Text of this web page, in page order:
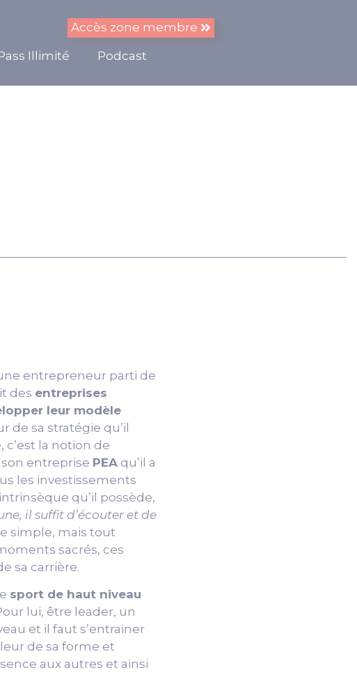
Accès zone membre
Illimité Podcast
entrepreneur parti de
des entreprises
leur modèle
de sa stratégie qu’il
c’est la notion de
son entreprise PEA qu’il a
les investissements
qu’il possède,
il suffit d’écouter et de
simple, mais tout
sacrés, ces
sa carrière.
sport de haut niveau
lui, être leader, un
et il faut s’entrainer
de sa forme et
aux autres et ainsi